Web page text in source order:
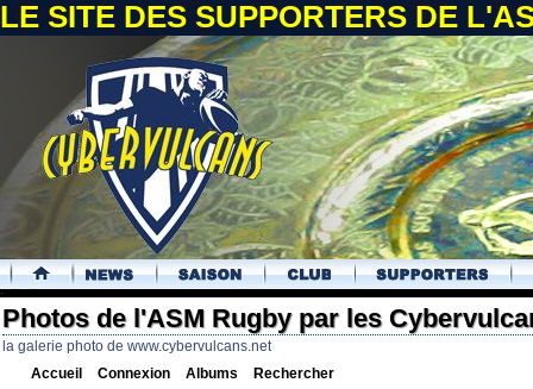
LE SITE DES SUPPORTERS DE
.
Photos de l'ASM Rugby par les
la galerie photo de www.cybervulcans.net
Accueil Connexion Albums Rechercher